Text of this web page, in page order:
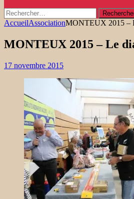
Rechercher :
AccueilAssociationMONTEUX 2015 –
MONTEUX 2015 – Le
17 novembre 2015